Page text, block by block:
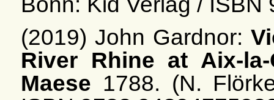
(2019) John Gardnor:
River Rhine at Aix-
Maese 1788. (N.